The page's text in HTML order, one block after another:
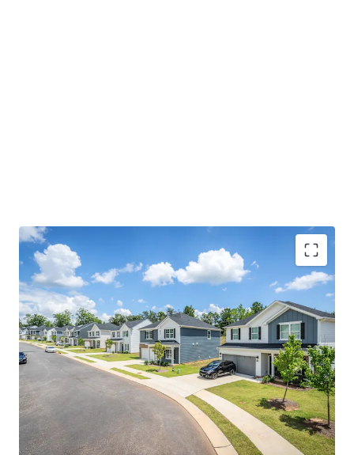
Premium New Construction: Single-family 4- & 5-
bedroom detached homes with attached 2-car
garages, featuring high-end finishes and spacious
floor plans that command top market rents
Strategic Central Location: Just 10 minutes from
downtown with immediate access to major
employers including FedEx, Honda Aircraft, and
Ralph Lauren's distribution center